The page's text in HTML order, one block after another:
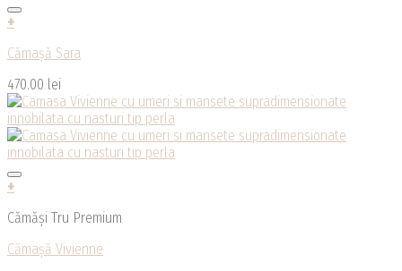
+
Cămașă Sara
470.00 lei
+
Cămăși Tru Premium
Cămașă Vivienne